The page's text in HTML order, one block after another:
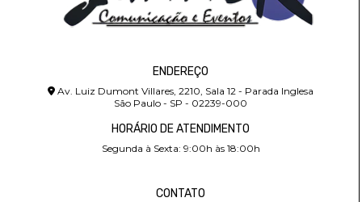
ENDEREÇO
Av. Luiz Dumont Villares, 2210, Sala 12 - Parada Inglesa
São Paulo - SP - 02239-000
HORÁRIO DE ATENDIMENTO
Segunda à Sexta: 9:00h às 18:00h
CONTATO